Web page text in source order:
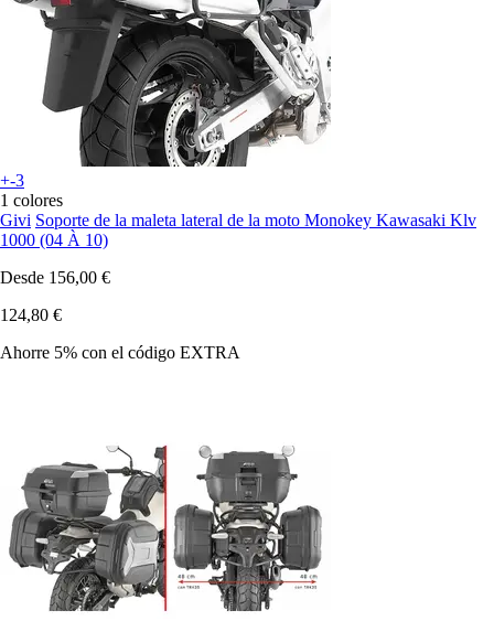
+-3
1 colores
Givi Soporte de la maleta lateral de la moto Monokey Kawasaki Klv
1000 (04 À 10)
Desde 156,00 €
124,80 €
Ahorre 5% con el código EXTRA